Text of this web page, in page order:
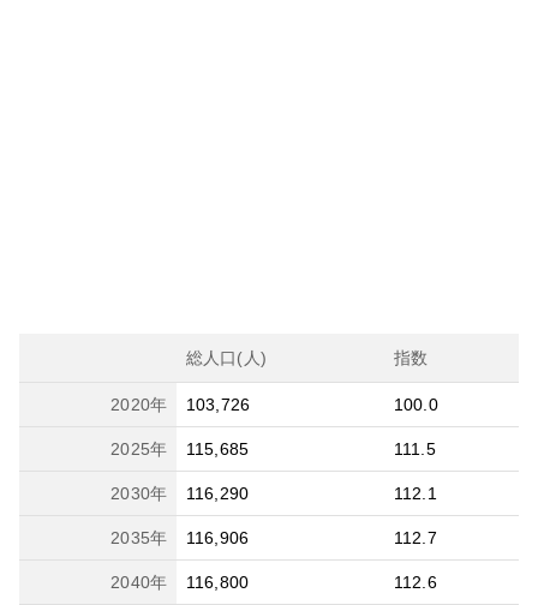
総人口(人) 指数
2020年 103,726 100.0
2025年 115,685 111.5
2030年 116,290 112.1
2035年 116,906 112.7
2040年 116,800 112.6